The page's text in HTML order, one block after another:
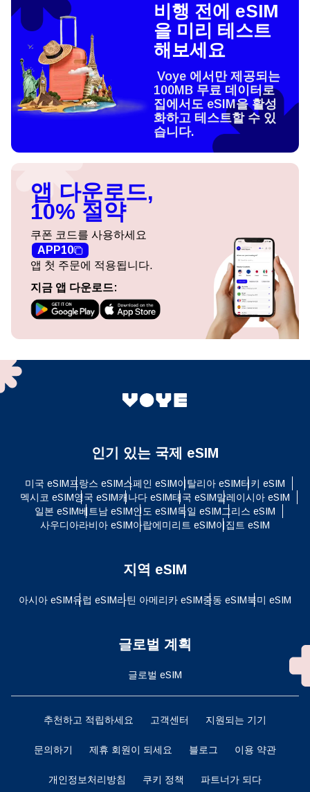
비행 전에 eSIM
을 미리 테스트
해보세요
Voye 에서만 제공되는
100MB 무료 데이터로
집에서도 eSIM을 활성
화하고 테스트할 수 있
습니다.
앱 다운로드,
10% 절약
쿠폰 코드를 사용하세요
APP10
앱 첫 주문에 적용됩니다.
지금 앱 다운로드:
인기 있는 국제 eSIM
미국 eSIM프랑스 eSIM스페인 eSIM이탈리아 eSIM터키 eSIM
멕시코 eSIM영국 eSIM캐나다 eSIM태국 eSIM말레이시아 eSIM
일본 eSIM베트남 eSIM인도 eSIM독일 eSIM그리스 eSIM
사우디아라비아 eSIM아랍에미리트 eSIM이집트 eSIM
지역 eSIM
아시아 eSIM유럽 ​​eSIM라틴 아메리카 eSIM중동 eSIM북미 eSIM
글로벌 계획
글로벌 eSIM
추천하고 적립하세요 고객센터 지원되는 기기
문의하기 제휴 회원이 되세요 블로그 이용 약관
개인정보처리방침 쿠키 정책 파트너가 되다